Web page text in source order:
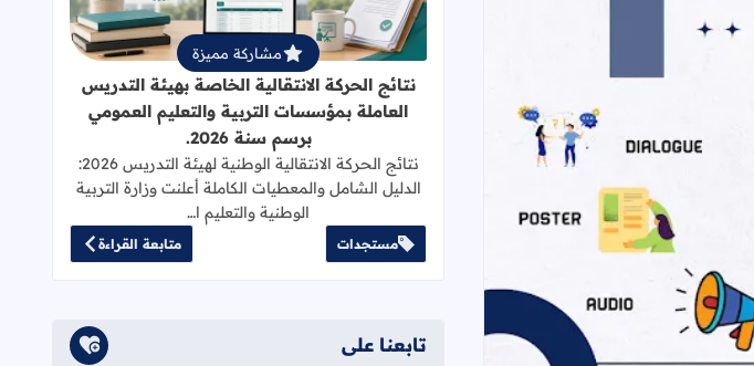
Dialogues, posters, audio, mes
مشاركة مميزة
نتائج الحركة الانتقالية الخاصة بهيئة التدريس
العاملة بمؤسسات التربية والتعليم العمومي
برسم سنة 2026.
نتائج الحركة الانتقالية الوطنية لهيئة التدريس 2026:
الدليل الشامل والمعطيات الكاملة أعلنت وزارة التربية
الوطنية والتعليم ا…
مستجدات متابعة القراءة
تابعنا على